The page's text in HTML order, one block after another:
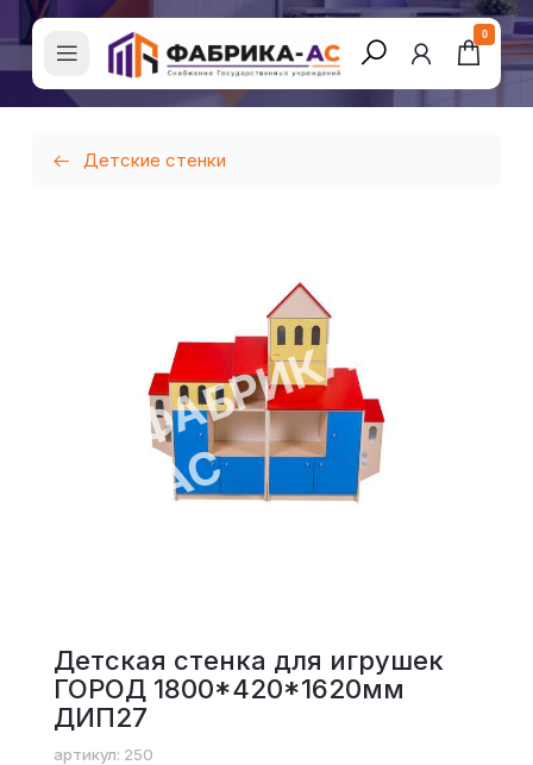
0
Детские стенки
Детская стенка для игрушек
ГОРОД 1800*420*1620мм
ДИП27
артикул: 250